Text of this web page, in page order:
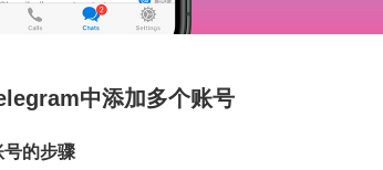
中添加多个账号
号的步骤